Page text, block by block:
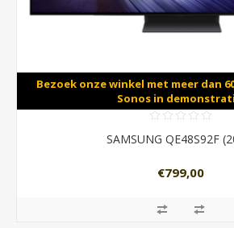
Bezoek onze winkel met meer dan
Sonos in
SAMSUNG QE48S92F
€799,00